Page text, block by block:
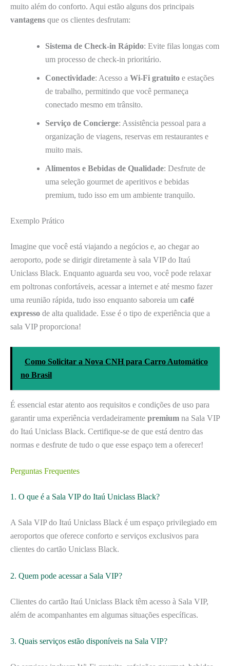
muito além do conforto. Aqui estão alguns dos principais
vantagens que os clientes desfrutam:
Sistema de Check-in Rápido: Evite filas longas com
um processo de check-in prioritário.
Conectividade: Acesso a Wi-Fi gratuito e estações
de trabalho, permitindo que você permaneça
conectado mesmo em trânsito.
Serviço de Concierge: Assistência pessoal para a
organização de viagens, reservas em restaurantes e
muito mais.
Alimentos e Bebidas de Qualidade: Desfrute de
uma seleção gourmet de aperitivos e bebidas
premium, tudo isso em um ambiente tranquilo.
Exemplo Prático
Imagine que você está viajando a negócios e, ao chegar ao
aeroporto, pode se dirigir diretamente à sala VIP do Itaú
Uniclass Black. Enquanto aguarda seu voo, você pode relaxar
em poltronas confortáveis, acessar a internet e até mesmo fazer
uma reunião rápida, tudo isso enquanto saboreia um café
expresso de alta qualidade. Esse é o tipo de experiência que a
sala VIP proporciona!
Como Solicitar a Nova CNH para Carro Automático
no Brasil
É essencial estar atento aos requisitos e condições de uso para
garantir uma experiência verdadeiramente premium na Sala VIP
do Itaú Uniclass Black. Certifique-se de que está dentro das
normas e desfrute de tudo o que esse espaço tem a oferecer!
Perguntas Frequentes
1. O que é a Sala VIP do Itaú Uniclass Black?
A Sala VIP do Itaú Uniclass Black é um espaço privilegiado em
aeroportos que oferece conforto e serviços exclusivos para
clientes do cartão Uniclass Black.
2. Quem pode acessar a Sala VIP?
Clientes do cartão Itaú Uniclass Black têm acesso à Sala VIP,
além de acompanhantes em algumas situações específicas.
3. Quais serviços estão disponíveis na Sala VIP?